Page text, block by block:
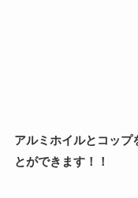
アルミホイルとコップ
とができます！！